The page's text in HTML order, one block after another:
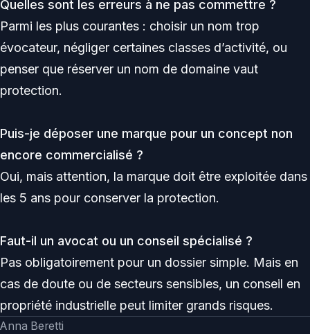
Quelles sont les erreurs à ne pas commettre ?
Parmi les plus courantes : choisir un nom trop
évocateur, négliger certaines classes d’activité, ou
penser que réserver un nom de domaine vaut
protection.
Puis-je déposer une marque pour un concept non
encore commercialisé ?
Oui, mais attention, la marque doit être exploitée dans
les 5 ans pour conserver la protection.
Faut-il un avocat ou un conseil spécialisé ?
Pas obligatoirement pour un dossier simple. Mais en
cas de doute ou de secteurs sensibles, un conseil en
propriété industrielle peut limiter grands risques.
Anna Beretti